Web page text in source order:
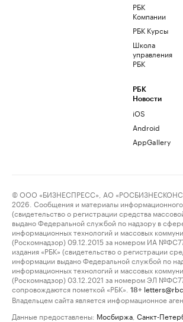
РБК
Компании
РБК Курсы
Школа
управления
РБК
РБК
Новости
iOS
Android
AppGallery
© ООО «БИЗНЕСПРЕСС», АО
2026. Сообщения и материалы информационного
(свидетельство о регистрации средства
выдано Федеральной службой по надзору в
информационных технологий и массовых
(Роскомнадзор) 09.12.2015 за номером ИА
издания «РБК» (свидетельство о регистрации
информации выдано Федеральной службой по
информационных технологий и массовых
(Роскомнадзор) 03.12.2021 за номером ЭЛ
сопровождаются пометкой «РБК».
18+
Владельцем сайта является информационное
Данные предоставлены: Мосбиржа Санкт-